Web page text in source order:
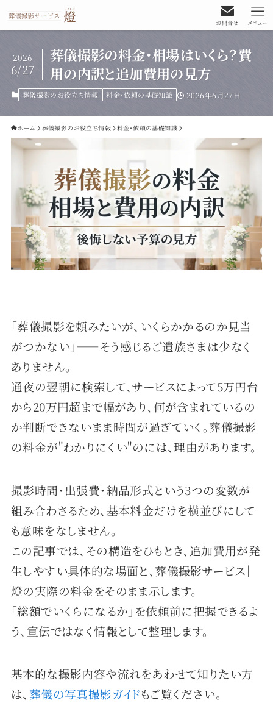
お問合せ メニュー
葬儀撮影の料金・相場はいくら？費
用の内訳と追加費用の見方
2026
6/27
葬儀撮影のお役立ち情報 料金・依頼の基礎知識 2026年6月27日
ホーム 葬儀撮影のお役立ち情報 料金・依頼の基礎知識
「葬儀撮影を頼みたいが、いくらかかるのか見当
がつかない」——そう感じるご遺族さまは少なく
ありません。
通夜の翌朝に検索して、サービスによって5万円台
から20万円超まで幅があり、何が含まれているの
か判断できないまま時間が過ぎていく。葬儀撮影
の料金が"わかりにくい"のには、理由があります。
撮影時間・出張費・納品形式という3つの変数が
組み合わさるため、基本料金だけを横並びにして
も意味をなしません。
この記事では、その構造をひもとき、追加費用が発
生しやすい具体的な場面と、葬儀撮影サービス｜
燈の実際の料金をそのまま示します。
「総額でいくらになるか」を依頼前に把握できるよ
う、宣伝ではなく情報として整理します。
基本的な撮影内容や流れをあわせて知りたい方
は、 葬儀の写真撮影ガイドもご覧ください。